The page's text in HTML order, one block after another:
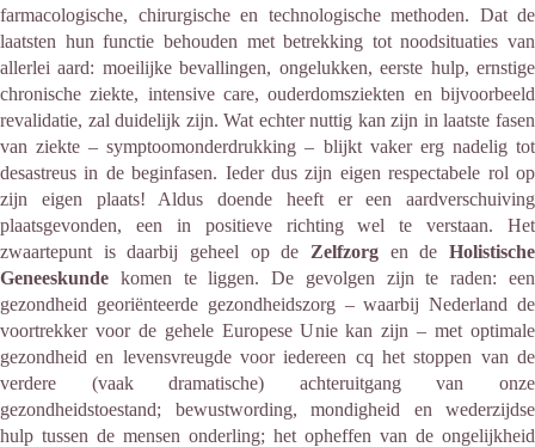
farmacologische, chirurgische en technologische methoden. Dat de
laatsten hun functie behouden met betrekking tot noodsituaties van
allerlei aard: moeilijke bevallingen, ongelukken, eerste hulp, ernstige
chronische ziekte, intensive care, ouderdomsziekten en bijvoorbeeld
revalidatie, zal duidelijk zijn. Wat echter nuttig kan zijn in laatste fasen
van ziekte – symptoomonderdrukking – blijkt vaker erg nadelig tot
desastreus in de beginfasen. Ieder dus zijn eigen respectabele rol op
zijn eigen plaats! Aldus doende heeft er een aardverschuiving
plaatsgevonden, een in positieve richting wel te verstaan. Het
zwaartepunt is daarbij geheel op de Zelfzorg en deHolistische
Geneeskunde komen te liggen. De gevolgen zijn te raden: een
gezondheid georiënteerde gezondheidszorg – waarbij Nederland de
voortrekker voor de gehele Europese Unie kan zijn – met optimale
gezondheid en levensvreugde voor iedereen cq het stoppen van de
verdere (vaak dramatische) achteruitgang van onze
gezondheidstoestand; bewustwording, mondigheid en wederzijdse
hulp tussen de mensen onderling; het opheffen van de ongelijkheid